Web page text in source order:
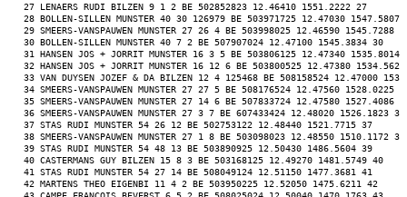
27 LENAERS RUDI BILZEN 9 1 2 BE 502852823 12.46410 1551.2222 27
28 BOLLEN-SILLEN MUNSTER 40 30 126979 BE 503971725 12.47030
29 SMEERS-VANSPAUWEN MUNSTER 27 26 4 BE 503998025 12.46590 1545.7288
30 BOLLEN-SILLEN MUNSTER 40 7 2 BE 507907024 12.47100 1545.3834 30
31 HANSEN JOS + JORRIT MUNSTER 16 3 5 BE 503806125 12.47340
32 HANSEN JOS + JORRIT MUNSTER 16 12 6 BE 503800525 12.47380
33 VAN DUYSEN JOZEF & DA BILZEN 12 4 125468 BE 508158524 12.47000
34 SMEERS-VANSPAUWEN MUNSTER 27 27 5 BE 508176524 12.47560 1528.0225
35 SMEERS-VANSPAUWEN MUNSTER 27 14 6 BE 507833724 12.47580 1527.4086
36 SMEERS-VANSPAUWEN MUNSTER 27 3 7 BE 607433424 12.48020 1526.1823
37 STAS RUDI MUNSTER 54 26 12 BE 502753122 12.48440 1521.7715 37
38 SMEERS-VANSPAUWEN MUNSTER 27 1 8 BE 503098023 12.48550 1510.1172
39 STAS RUDI MUNSTER 54 48 13 BE 503890925 12.50430 1486.5604 39
40 CASTERMANS GUY BILZEN 15 8 3 BE 503168125 12.49270 1481.5749 40
41 STAS RUDI MUNSTER 54 27 14 BE 508049124 12.51150 1477.3681 41
42 MARTENS THEO EIGENBI 11 4 2 BE 503950225 12.52050 1475.6211 42